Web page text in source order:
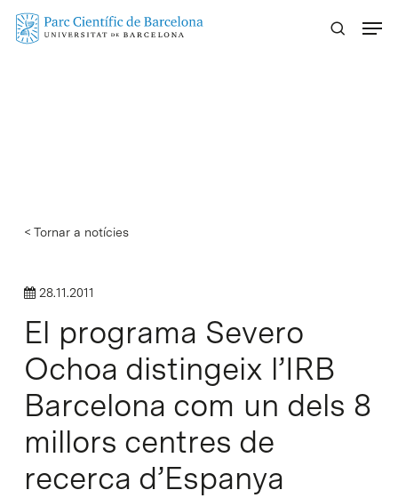
Skip
< Tornar a notícies
28.11.2011
El programa Severo
Ochoa distingeix l’IRB
Barcelona com un dels 8
millors centres de
recerca d’Espanya